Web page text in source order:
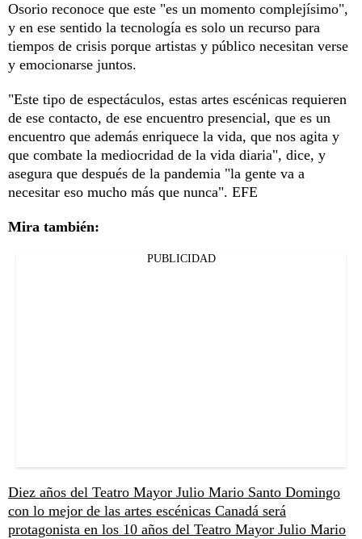
Osorio reconoce que este "es un momento complejísimo",
y en ese sentido la tecnología es solo un recurso para
tiempos de crisis porque artistas y público necesitan verse
y emocionarse juntos.
"Este tipo de espectáculos, estas artes escénicas requieren
de ese contacto, de ese encuentro presencial, que es un
encuentro que además enriquece la vida, que nos agita y
que combate la mediocridad de la vida diaria", dice, y
asegura que después de la pandemia "la gente va a
necesitar eso mucho más que nunca". EFE
Mira también:
PUBLICIDAD
Diez años del Teatro Mayor Julio Mario Santo Domingo
con lo mejor de las artes escénicas Canadá será
protagonista en los 10 años del Teatro Mayor Julio Mario